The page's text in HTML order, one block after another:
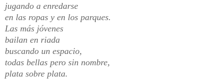
jugando a enredarse
en las ropas y en los parques.
Las más jóvenes
bailan en riada
buscando un espacio,
todas bellas pero sin nombre,
plata sobre plata.